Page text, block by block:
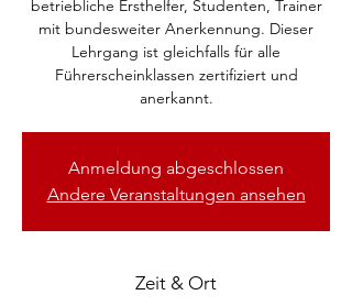
betriebliche Ersthelfer, Studenten, Trainer
mit bundesweiter Anerkennung. Dieser
Lehrgang ist gleichfalls für alle
Führerscheinklassen zertifiziert und
anerkannt.
Anmeldung abgeschlossen
Andere Veranstaltungen ansehen
Zeit & Ort